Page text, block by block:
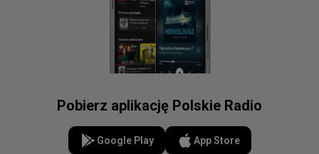
Pobierz aplikację Polskie Radio
Google Play App Store